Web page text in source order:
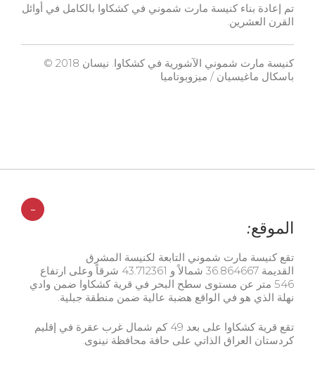
تم إعادة بناء كنيسة مارت شموني في كشكاوا بالكامل في أوائل
القرن العشرين.
كنيسة مارت شموني الآشورية في كشكاوا. نيسان 2018 ©
باسكال ماغيسيان / ميزوبوتاميا
-
الموقع:
تقع كنيسة مارت شموني التابعة لكنيسة المشرق
القديمة 36.864667 شمالاً و 43.712361 شرقاً وعلى ارتفاع
546 متر عن مستوى سطح البحر في قرية كشكاوا ضمن وادي
نهلة الذي هو في الواقع هضبة عالية ضمن منطقة جبلية.
تقع قرية كشكاوا على بعد 49 كم شمال غرب عقرة في إقليم
كردستان العراق الذاتي على حافة محافظة نينوى.